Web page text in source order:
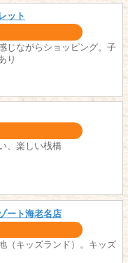
ット
じながらショッピング。子
り
、楽しい桟橋
ート海老名店
（キッズランド）。キッズ